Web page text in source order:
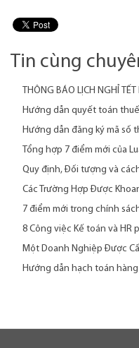
Tin cùng
THÔNG BÁO LỊCH NGHỈ
Hướng dẫn quyết toán
Hướng dẫn đăng ký mã số
Tổng hợp 7 điểm mới của
Quy định, Đối tượng và
Các Trường Hợp Được
7 điểm mới trong chính
8 Công việc Kế toán và HR
Một Doanh Nghiệp Được
Hướng dẫn hạch toán